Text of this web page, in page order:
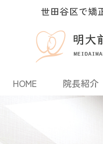
世田谷区で矯
HOME 院長紹介